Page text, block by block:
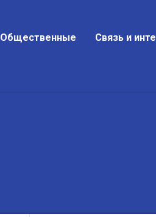
Общественные Связь и